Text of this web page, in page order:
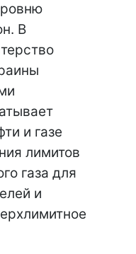
В
и газе
лимитов
газа для
и